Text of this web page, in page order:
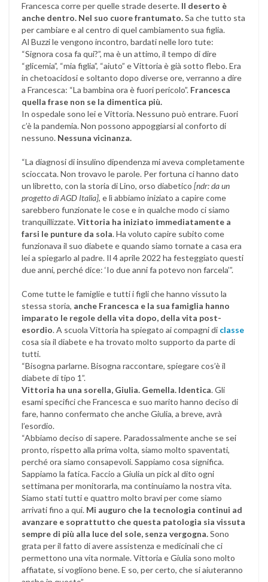
Francesca corre per quelle strade deserte. Il deserto è
anche dentro. Nel suo cuore frantumato.Sa che tutto sta
per cambiare e al centro di quel cambiamento sua figlia.
Al Buzzi le vengono incontro, bardati nelle loro tute:
“Signora cosa fa qui?”, ma è un attimo, il tempo di dire
“glicemia”, “mia figlia”, “aiuto” e Vittoria è già sotto flebo. Era
in chetoacidosi e soltanto dopo diverse ore, verranno a dire
a Francesca: “La bambina ora è fuori pericolo”. Francesca
quella frase non se la dimentica più.
In ospedale sono lei e Vittoria. Nessuno può entrare. Fuori
c’è la pandemia. Non possono appoggiarsi al conforto di
nessuno. Nessuna vicinanza.
“La diagnosi di insulino dipendenza mi aveva completamente
scioccata. Non trovavo le parole. Per fortuna ci hanno dato
un libretto, con la storia di Lino, orso diabetico [ndr: da un
progetto di AGD Italia], e lì abbiamo iniziato a capire come
sarebbero funzionate le cose e in qualche modo ci siamo
tranquillizzate.Vittoria ha iniziato immediatamente a
farsi le punture da sola. Ha voluto capire subito come
funzionava il suo diabete e quando siamo tornate a casa era
lei a spiegarlo al padre. Il 4 aprile 2022 ha festeggiato questi
due anni, perché dice: ‘Io due anni fa potevo non farcela’”.
Come tutte le famiglie e tutti i figli che hanno vissuto la
stessa storia, anche Francesca e la sua famiglia hanno
imparato le regole della vita dopo, della vita post-
esordio. A scuola Vittoria ha spiegato ai compagni di classe
cosa sia il diabete e ha trovato molto supporto da parte di
tutti.
“Bisogna parlarne. Bisogna raccontare, spiegare cos’è il
diabete di tipo 1”.
Vittoria ha una sorella, Giulia. Gemella. Identica. Gli
esami specifici che Francesca e suo marito hanno deciso di
fare, hanno confermato che anche Giulia, a breve, avrà
l’esordio.
“Abbiamo deciso di sapere. Paradossalmente anche se sei
pronto, rispetto alla prima volta, siamo molto spaventati,
perché ora siamo consapevoli. Sappiamo cosa significa.
Sappiamo la fatica. Faccio a Giulia un pick al dito ogni
settimana per monitorarla, ma continuiamo la nostra vita.
Siamo stati tutti e quattro molto bravi per come siamo
arrivati fino a qui. Mi auguro che la tecnologia continui ad
avanzare e soprattutto che questa patologia sia vissuta
sempre di più alla luce del sole, senza vergogna.Sono
grata per il fatto di avere assistenza e medicinali che ci
permettono una vita normale. Vittoria e Giulia sono molto
affiatate, si vogliono bene. E so, per certo, che si aiuteranno